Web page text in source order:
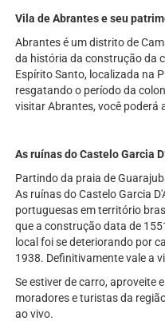
Vila de Abrantes e seu
Abrantes é um distrito de
da história da construção da
Espírito Santo, localizada na
resgatando o período da
visitar Abrantes, você poderá
As ruínas do Castelo Garcia
Partindo da praia de
As ruínas do Castelo Garcia
portuguesas em território
que a construção data de
local foi se deteriorando por
1938. Definitivamente vale a
Se estiver de carro, aproveite
moradores e turistas da
ao vivo.